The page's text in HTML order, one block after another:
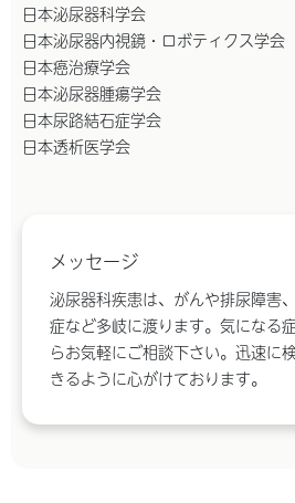
日本泌尿器科学会
日本泌尿器内視鏡・ロボティクス学会
日本癌治療学会
日本泌尿器腫瘍学会
日本尿路結石症学会
日本透析医学会
メッセージ
泌尿器科疾患は、がんや排尿障害
症など多岐に渡ります。気になる
らお気軽にご相談下さい。迅速に
きるように心がけております。